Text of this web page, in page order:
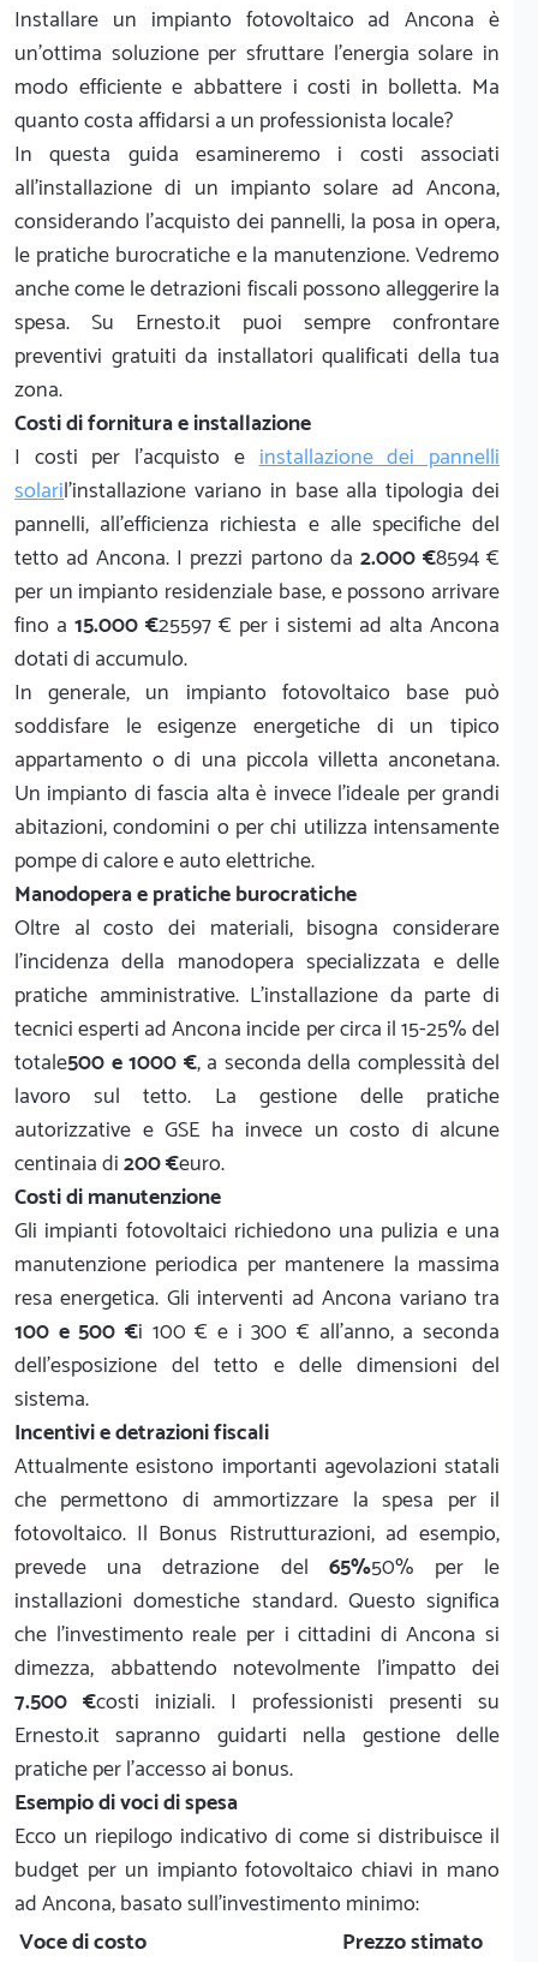
Installare un impianto fotovoltaico ad Ancona è
un'ottima soluzione per sfruttare l'energia solare in
modo efficiente e abbattere i costi in bolletta. Ma
quanto costa affidarsi a un professionista locale?
In questa guida esamineremo i costi associati
all'installazione di un impianto solare ad Ancona,
considerando l'acquisto dei pannelli, la posa in opera,
le pratiche burocratiche e la manutenzione. Vedremo
anche come le detrazioni fiscali possono alleggerire la
spesa. Su Ernesto.it puoi sempre confrontare
preventivi gratuiti da installatori qualificati della tua
zona.
Costi di fornitura e installazione
I costi per l'acquisto einstallazione dei pannelli
solaril'installazione variano in base alla tipologia dei
pannelli, all'efficienza richiesta e alle specifiche del
tetto ad Ancona. I prezzi partono da 2.000 €8594 €
per un impianto residenziale base, e possono arrivare
fino a 15.000 €25597 € per i sistemi ad alta Ancona
dotati di accumulo.
In generale, un impianto fotovoltaico base può
soddisfare le esigenze energetiche di un tipico
appartamento o di una piccola villetta anconetana.
Un impianto di fascia alta è invece l'ideale per grandi
abitazioni, condomini o per chi utilizza intensamente
pompe di calore e auto elettriche.
Manodopera e pratiche burocratiche
Oltre al costo dei materiali, bisogna considerare
l'incidenza della manodopera specializzata e delle
pratiche amministrative. L'installazione da parte di
tecnici esperti ad Ancona incide per circa il 15-25% del
totale500 e 1000 €, a seconda della complessità del
lavoro sul tetto. La gestione delle pratiche
autorizzative e GSE ha invece un costo di alcune
centinaia di200 €euro.
Costi di manutenzione
Gli impianti fotovoltaici richiedono una pulizia e una
manutenzione periodica per mantenere la massima
resa energetica. Gli interventi ad Ancona variano tra
100 e 500 €i 100 € e i 300 € all'anno, a seconda
dell'esposizione del tetto e delle dimensioni del
sistema.
Incentivi e detrazioni fiscali
Attualmente esistono importanti agevolazioni statali
che permettono di ammortizzare la spesa per il
fotovoltaico. Il Bonus Ristrutturazioni, ad esempio,
prevede una detrazione del 65%50% per le
installazioni domestiche standard. Questo significa
che l'investimento reale per i cittadini di Ancona si
dimezza, abbattendo notevolmente l'impatto dei
7.500 €costi iniziali. I professionisti presenti su
Ernesto.it sapranno guidarti nella gestione delle
pratiche per l'accesso ai bonus.
Esempio di voci di spesa
Ecco un riepilogo indicativo di come si distribuisce il
budget per un impianto fotovoltaico chiavi in mano
ad Ancona, basato sull'investimento minimo:
Voce di costo
Prezzo stimato